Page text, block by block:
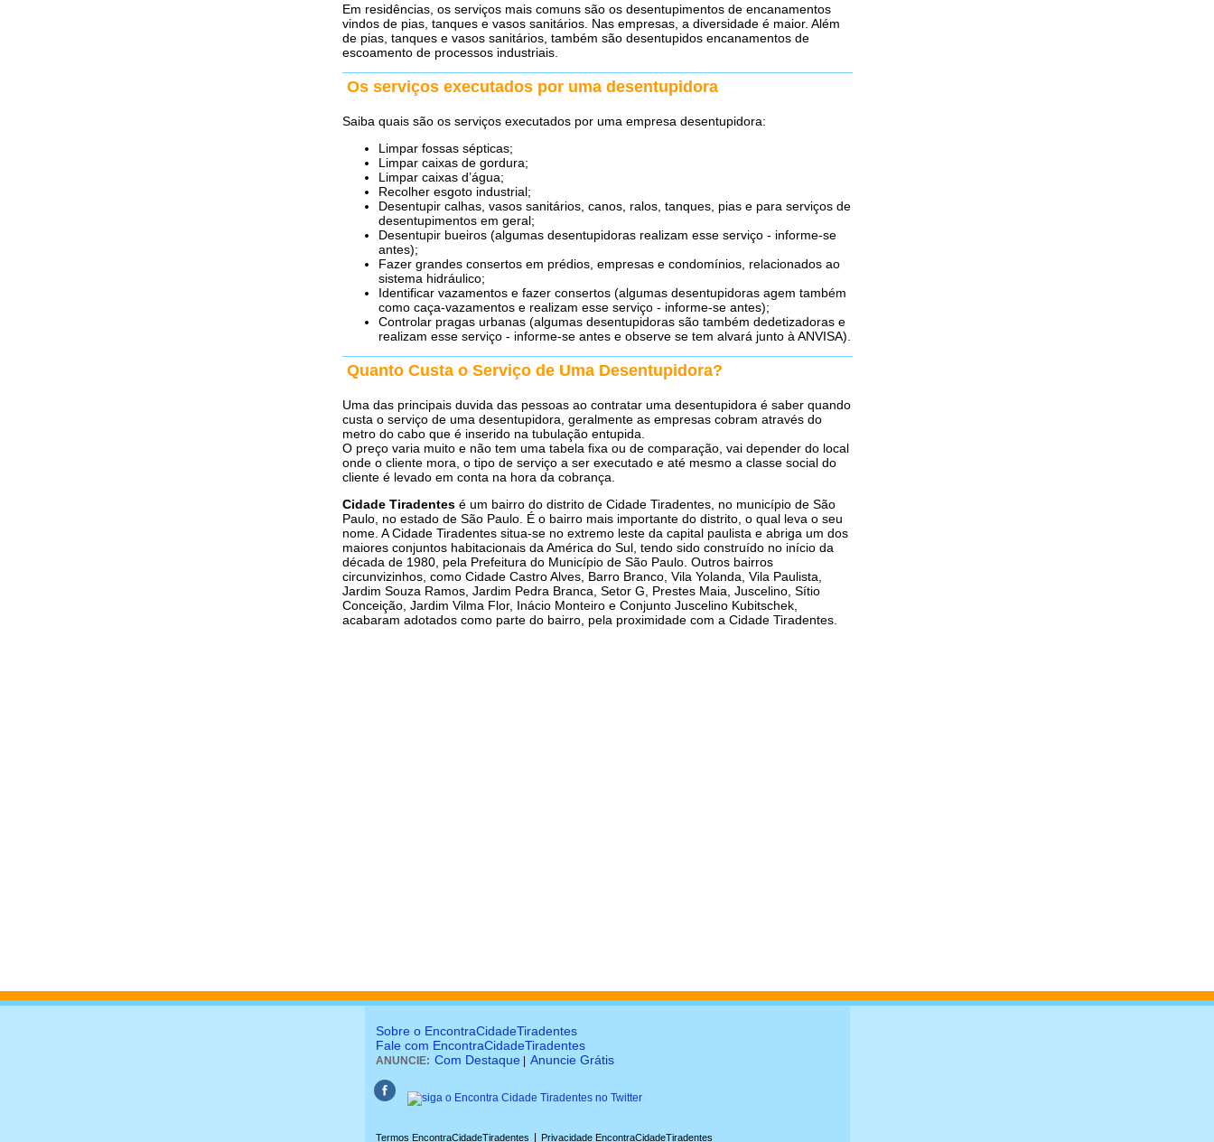
Em residências, os serviços mais comuns são os desentupimentos de encanamentos
vindos de pias, tanques e vasos sanitários. Nas empresas, a diversidade é maior. Além
de pias, tanques e vasos sanitários, também são desentupidos encanamentos de
escoamento de processos industriais.
Os serviços executados por uma desentupidora
Saiba quais são os serviços executados por uma empresa desentupidora:
Limpar fossas sépticas;
Limpar caixas de gordura;
Limpar caixas d’água;
Recolher esgoto industrial;
Desentupir calhas, vasos sanitários, canos, ralos, tanques, pias e para serviços de
desentupimentos em geral;
Desentupir bueiros (algumas desentupidoras realizam esse serviço - informe-se
antes);
Fazer grandes consertos em prédios, empresas e condomínios, relacionados ao
sistema hidráulico;
Identificar vazamentos e fazer consertos (algumas desentupidoras agem também
como caça-vazamentos e realizam esse serviço - informe-se antes);
Controlar pragas urbanas (algumas desentupidoras são também dedetizadoras e
realizam esse serviço - informe-se antes e observe se tem alvará junto à ANVISA).
Quanto Custa o Serviço de Uma Desentupidora?
Uma das principais duvida das pessoas ao contratar uma desentupidora é saber quando
custa o serviço de uma desentupidora, geralmente as empresas cobram através do
metro do cabo que é inserido na tubulação entupida.
O preço varia muito e não tem uma tabela fixa ou de comparação, vai depender do local
onde o cliente mora, o tipo de serviço a ser executado e até mesmo a classe social do
cliente é levado em conta na hora da cobrança.
Cidade Tiradentes é um bairro do distrito de Cidade Tiradentes, no município de São
Paulo, no estado de São Paulo. É o bairro mais importante do distrito, o qual leva o seu
nome. A Cidade Tiradentes situa-se no extremo leste da capital paulista e abriga um dos
maiores conjuntos habitacionais da América do Sul, tendo sido construído no início da
década de 1980, pela Prefeitura do Município de São Paulo. Outros bairros
circunvizinhos, como Cidade Castro Alves, Barro Branco, Vila Yolanda, Vila Paulista,
Jardim Souza Ramos, Jardim Pedra Branca, Setor G, Prestes Maia, Juscelino, Sítio
Conceição, Jardim Vilma Flor, Inácio Monteiro e Conjunto Juscelino Kubitschek,
acabaram adotados como parte do bairro, pela proximidade com a Cidade Tiradentes.
Sobre o EncontraCidadeTiradentes
Fale com EncontraCidadeTiradentes
ANUNCIE: Com Destaque Anuncie Grátis
Termos EncontraCidadeTiradentes Privacidade EncontraCidadeTiradentes